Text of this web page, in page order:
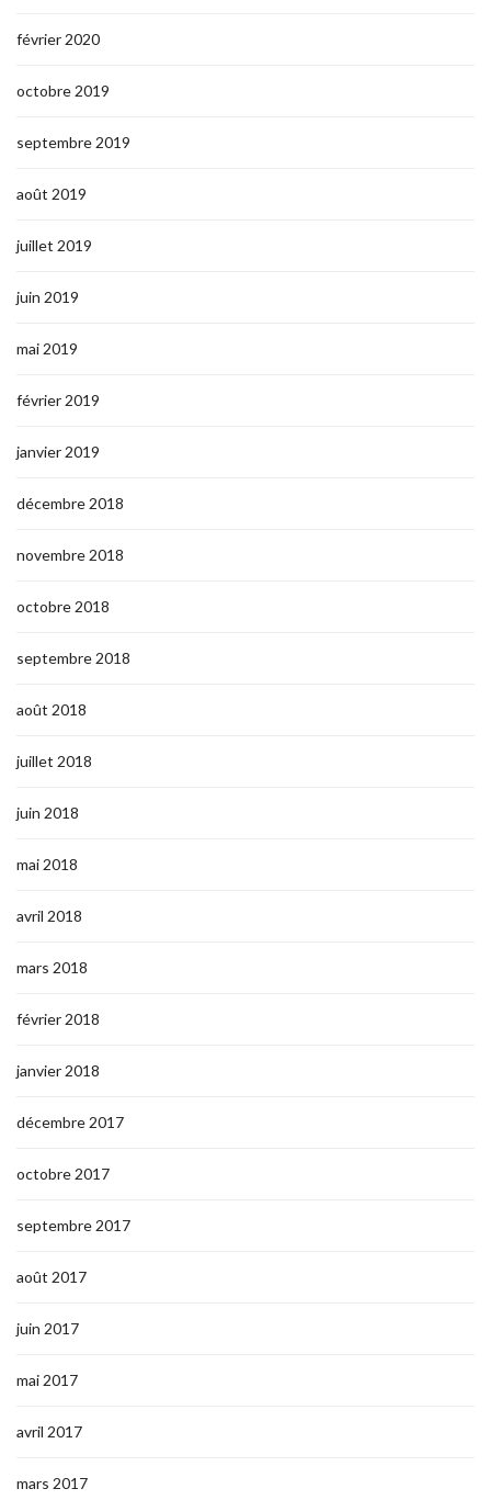
février 2020
octobre 2019
septembre 2019
août 2019
juillet 2019
juin 2019
mai 2019
février 2019
janvier 2019
décembre 2018
novembre 2018
octobre 2018
septembre 2018
août 2018
juillet 2018
juin 2018
mai 2018
avril 2018
mars 2018
février 2018
janvier 2018
décembre 2017
octobre 2017
septembre 2017
août 2017
juin 2017
mai 2017
avril 2017
mars 2017